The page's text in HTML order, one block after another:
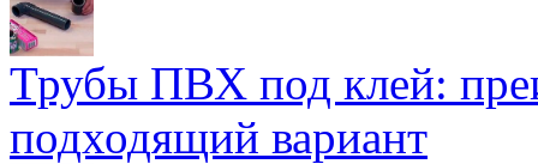
Трубы ПВХ под клей:
подходящий вариант